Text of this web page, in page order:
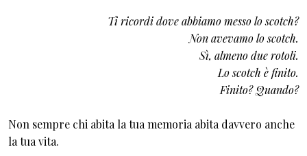
Ti ricordi dove abbiamo messo lo scotch?
Non avevamo lo scotch.
Sì, almeno due rotoli.
Lo scotch è finito.
Finito? Quando?
Non sempre chi abita la tua memoria abita davvero anche
la tua vita.